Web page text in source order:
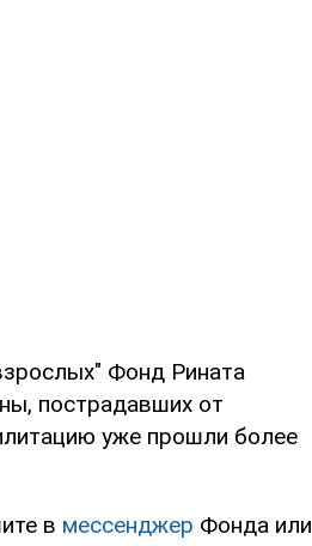
Фонд Рината
пострадавших от
уже прошли более
в мессенджер Фонда или